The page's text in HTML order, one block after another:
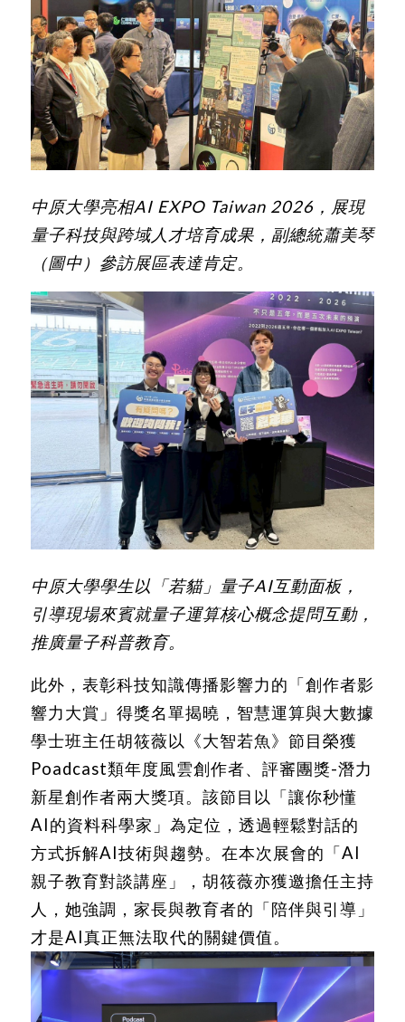
中原大學亮相AI EXPO Taiwan 2026，展現
量子科技與跨域人才培育成果，副總統蕭美琴
（圖中）參訪展區表達肯定。
中原大學學生以「若貓」量子AI互動面板，
引導現場來賓就量子運算核心概念提問互動，
推廣量子科普教育。
此外，表彰科技知識傳播影響力的「創作者影
響力大賞」得獎名單揭曉，智慧運算與大數據
學士班主任胡筱薇以《大智若魚》節目榮獲
Poadcast類年度風雲創作者、評審團獎-潛力
新星創作者兩大獎項。該節目以「讓你秒懂
AI的資料科學家」為定位，透過輕鬆對話的
方式拆解AI技術與趨勢。在本次展會的「AI
親子教育對談講座」，胡筱薇亦獲邀擔任主持
人，她強調，家長與教育者的「陪伴與引導」
才是AI真正無法取代的關鍵價值。